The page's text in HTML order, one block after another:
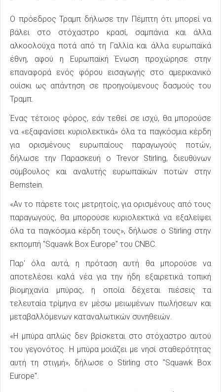
Ο πρόεδρος Τραμπ δήλωσε την Πέμπτη ότι μπορεί να
βάλει στο στόχαστρο κρασί, σαμπάνια και άλλα
αλκοολούχα ποτά από τη Γαλλία και άλλα ευρωπαϊκά
έθνη, αφού η Ευρωπαϊκή Ένωση προχώρησε στην
επαναφορά ενός φόρου εισαγωγής στο αμερικανικό
ουίσκι ως απάντηση σε προηγούμενους δασμούς του
Τραμπ.
Ένας τέτοιος φόρος, εάν τεθεί σε ισχύ, θα μπορούσε
να «εξαφανίσει κυριολεκτικά» όλα τα παγκόσμια κέρδη
για ορισμένους ευρωπαίους παραγωγούς ποτών,
δήλωσε την Παρασκευή ο Trevor Stirling, διευθύνων
σύμβουλος και αναλυτής ευρωπαϊκών ποτών στην
Bernstein.
«Αν το πάρετε τοις μετρητοίς, για ορισμένους από τους
παραγωγούς, θα μπορούσε κυριολεκτικά να εξαλείψει
όλα τα παγκόσμια κέρδη τους», δήλωσε ο Stirling στην
εκπομπή "Squawk Box Europe" του CNBC.
Παρ' όλα αυτά, η πρόταση αυτή θα μπορούσε να
αποτελέσει καλά νέα για την ήδη εξαιρετικά τοπική
βιομηχανία μπύρας, η οποία δέχεται πιέσεις τα
τελευταία τρίμηνα εν μέσω μειωμένων πωλήσεων και
μεταβαλλόμενων καταναλωτικών συνηθειών.
«Η μπύρα απλώς δεν βρίσκεται στο στόχαστρο αυτού
του γεγονότος. Η μπύρα μοιάζει με νησί σταθερότητας
αυτή τη στιγμή», δήλωσε ο Stirling στο "Squawk Box
Europe".